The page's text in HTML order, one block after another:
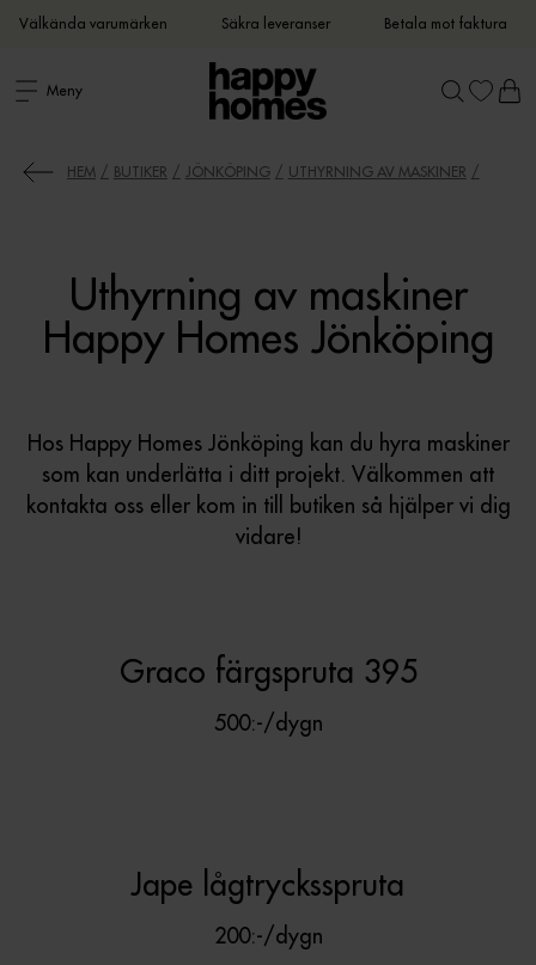
Välkända varumärken Säkra leveranser Betala mot faktura
Meny
HEM BUTIKER JÖNKÖPING UTHYRNING AV MASKINER
Uthyrning av maskiner
Happy Homes Jönköping
Hos Happy Homes Jönköping kan du hyra maskiner
som kan underlätta i ditt projekt. Välkommen att
kontakta oss eller kom in till butiken så hjälper vi dig
vidare!
Graco färgspruta 395
500:-/dygn
Jape lågtrycksspruta
200:-/dygn